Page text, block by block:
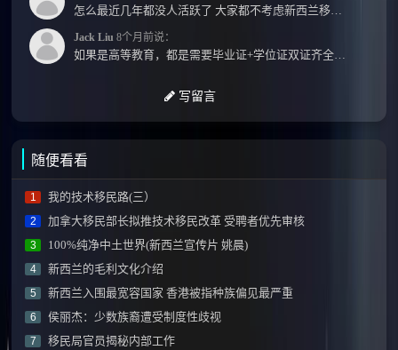
Jack Liu 8个月前说：
写留言
随便看看
1 我的技术移民路(三）
2 加拿大移民部长拟推技术移民改革 受聘者优先审核
3 100%纯净中土世界(新西兰宣传片 姚晨)
4 新西兰的毛利文化介绍
5 新西兰入围最宽容国家 香港被指种族偏见最严重
6 侯丽杰：少数族裔遭受制度性歧视
7 移民局官员揭秘内部工作